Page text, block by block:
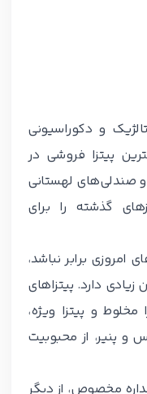
و دکوراسیونی
پیتزا فروشی در
صندلی‌های لهستانی
گذشته را برای
امروزی برابر نباشد،
زیادی دارد. پیتزاهای
مخلوط و پیتزا ویژه،
پنیر، از محبوبیت
مخصوص، از دیگر